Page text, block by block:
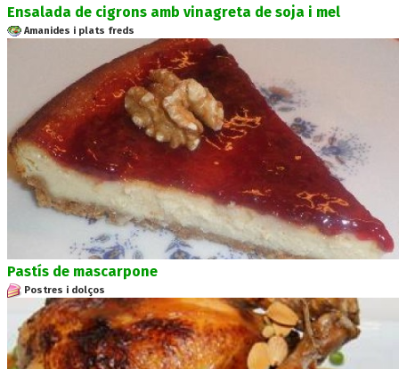
Ensalada de cigrons amb vinagreta de soja i mel
Amanides i plats freds
Pastís de mascarpone
Postres i dolços